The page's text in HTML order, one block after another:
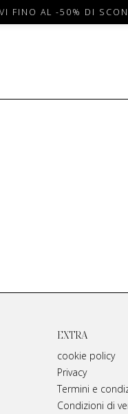
FINO AL -50% DI
EXTRA
cookie policy
Privacy
Termini e
Condizioni di